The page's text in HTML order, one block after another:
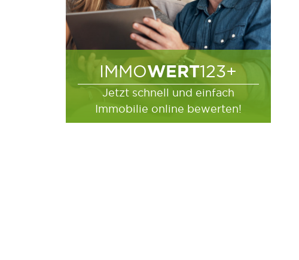
IMMOWERT123+
Jetzt schnell und einfach
Immobilie online bewerten!